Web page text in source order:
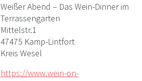
Weißer Abend – Das Wein-Dinner im
Terrassengarten
Mittelstr.1
47475 Kamp-Lintfort
Kreis Wesel
https://www.wein-on-